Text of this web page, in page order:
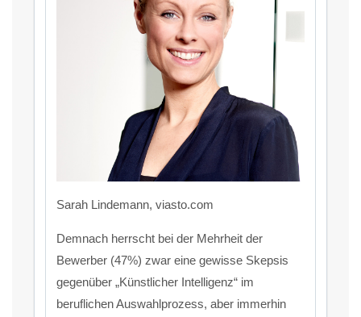
Sarah Lindemann, viasto.com
Demnach herrscht bei der Mehrheit der
Bewerber (47%) zwar eine gewisse Skepsis
gegenüber „Künstlicher Intelligenz“ im
beruflichen Auswahlprozess, aber immerhin